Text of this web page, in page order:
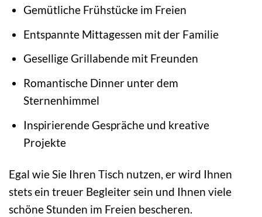
Gemütliche Frühstücke im Freien
Entspannte Mittagessen mit der Familie
Gesellige Grillabende mit Freunden
Romantische Dinner unter dem
Sternenhimmel
Inspirierende Gespräche und kreative
Projekte
Egal wie Sie Ihren Tisch nutzen, er wird Ihnen
stets ein treuer Begleiter sein und Ihnen viele
schöne Stunden im Freien bescheren.